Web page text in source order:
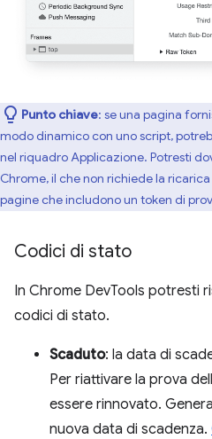
Punto chiave: se una pagina
modo dinamico con uno script,
nel riquadro Applicazione. Potresti
Chrome, il che non richiede la
pagine che includono un token di
Codici di stato
In Chrome DevTools potresti
codici di stato.
Scaduto: la data di
Per riattivare la prova
essere rinnovato.
nuova data di scadenza.